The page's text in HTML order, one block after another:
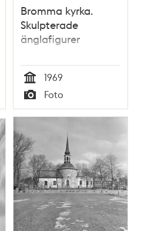
Bromma kyrka.
Skulpterade
änglafigurer
Tid
1969
Typ
Foto